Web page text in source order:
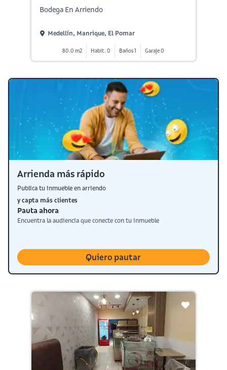
Bodega En Arriendo
Medellín, Manrique, El Pomar
80.0 m2 Habit. 0 Baños 1 Garaje 0
Arrienda más rápido
Publica tu inmueble en arriendo
y capta más clientes
Pauta ahora
Encuentra la audiencia que conecte con tu inmueble
Quiero pautar